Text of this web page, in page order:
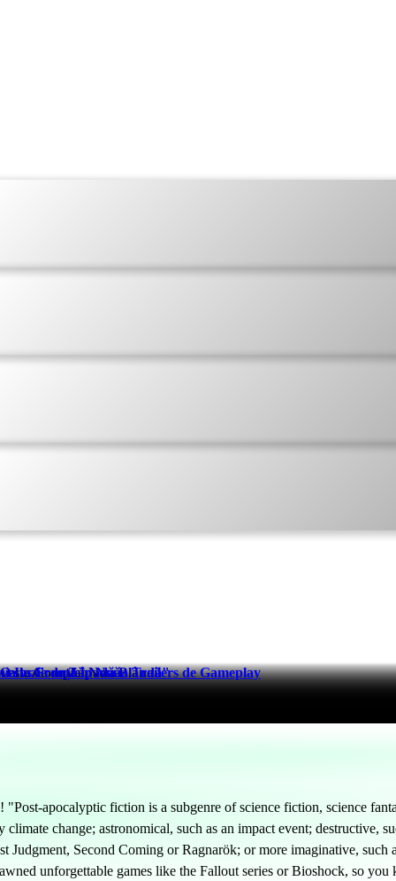
Complet Nouă
Iluzie de Zăpadă Blândă"
vs Franța în Noua Trailers de Gameplay
apocalyptic fiction is a subgenre of science fiction, science
change; astronomical, such as an impact event; destructive,
Judgment, Second Coming or Ragnarök; or more imaginative,
unforgettable games like the Fallout series or Bioshock, so